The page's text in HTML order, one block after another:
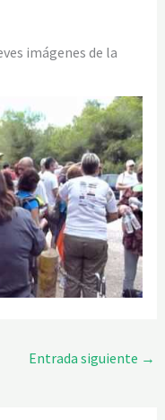
imágenes de la
Entrada siguiente →